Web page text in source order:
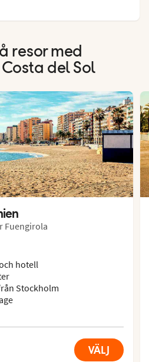
resor med
del Sol
Fuengirola
hotell
Stockholm
VÄLJ